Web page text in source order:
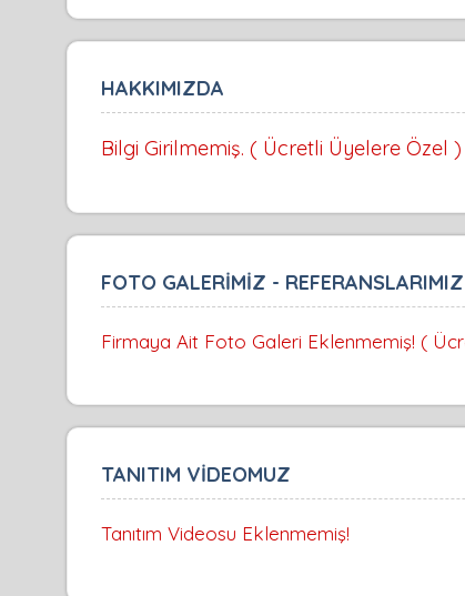
HAKKIMIZDA
Bilgi Girilmemiş. ( Ücretli Üyelere Özel )
FOTO GALERİMİZ - REFERANSLARIMIZ
Firmaya Ait Foto Galeri Eklenmemiş! (
TANITIM VİDEOMUZ
Tanıtım Videosu Eklenmemiş!